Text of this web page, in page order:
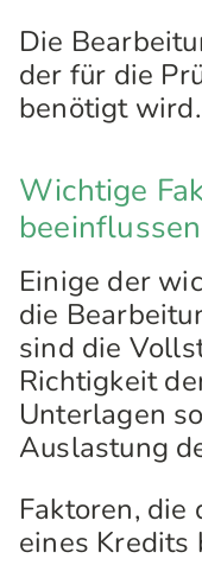
Die
der für die
benötigt wird.
Wichtige
beeinflussen
Einige der
die
sind die
Richtigkeit
Unterlagen
Auslastung
Faktoren, die
eines Kredits